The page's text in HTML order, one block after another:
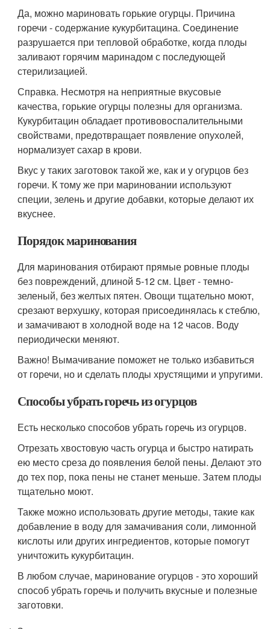
Да, можно мариновать горькие огурцы. Причина
горечи - содержание кукурбитацина. Соединение
разрушается при тепловой обработке, когда плоды
заливают горячим маринадом с последующей
стерилизацией.
Справка. Несмотря на неприятные вкусовые
качества, горькие огурцы полезны для организма.
Кукурбитацин обладает противовоспалительными
свойствами, предотвращает появление опухолей,
нормализует сахар в крови.
Вкус у таких заготовок такой же, как и у огурцов без
горечи. К тому же при мариновании используют
специи, зелень и другие добавки, которые делают их
вкуснее.
Порядок маринования
Для маринования отбирают прямые ровные плоды
без повреждений, длиной 5-12 см. Цвет - темно-
зеленый, без желтых пятен. Овощи тщательно моют,
срезают верхушку, которая присоединялась к стеблю,
и замачивают в холодной воде на 12 часов. Воду
периодически меняют.
Важно! Вымачивание поможет не только избавиться
от горечи, но и сделать плоды хрустящими и упругими.
Способы убрать горечь из огурцов
Есть несколько способов убрать горечь из огурцов.
Отрезать хвостовую часть огурца и быстро натирать
ею место среза до появления белой пены. Делают это
до тех пор, пока пены не станет меньше. Затем плоды
тщательно моют.
Также можно использовать другие методы, такие как
добавление в воду для замачивания соли, лимонной
кислоты или других ингредиентов, которые помогут
уничтожить кукурбитацин.
В любом случае, маринование огурцов - это хороший
способ убрать горечь и получить вкусные и полезные
заготовки.